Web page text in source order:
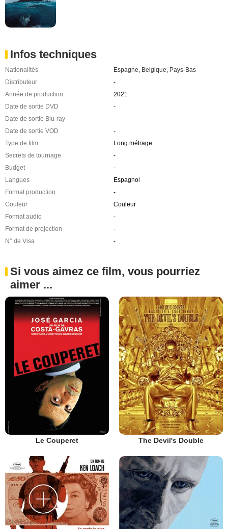
Infos techniques
Nationalités Espagne Belgique Pays-Bas
Distributeur
-
Année de production
2021
Date de sortie DVD
-
Date de sortie Blu-ray
-
Date de sortie VOD
-
Type de film
Long métrage
Secrets de tournage
-
Budget
-
Langues
Espagnol
Format production
-
Couleur
Couleur
Format audio
-
Format de projection
-
N° de Visa
-
Si vous aimez ce film, vous pourriez
aimer ...
Le Couperet The Devil's Double